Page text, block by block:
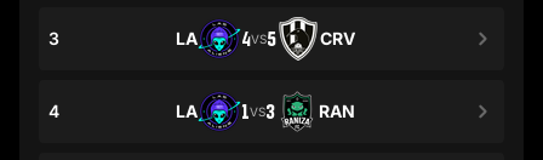
3 LA 4VS5 CRV
4 LA 1VS3 RAN